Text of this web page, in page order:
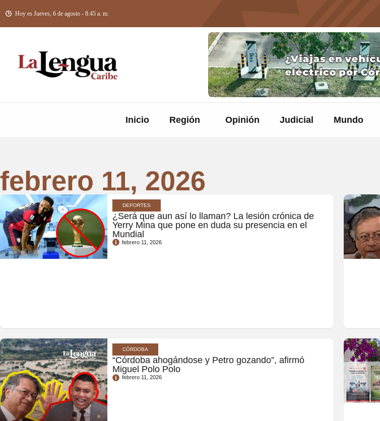
Hoy es Jueves, 6 de agosto - 8:45 a. m.
Inicio Región Opinión Judicial Mundo
febrero 11, 2026
DEPORTES
¿Será que aun así lo llaman? La lesión crónica de
Yerry Mina que pone en duda su presencia en el
Mundial
febrero 11, 2026
CÓRDOBA
“Córdoba ahogándose y Petro gozando”, afirmó
Miguel Polo Polo
febrero 11, 2026